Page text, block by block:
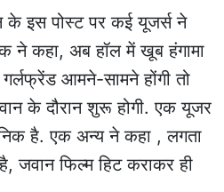
इस पोस्ट पर कई यूजर्स ने
ने कहा, अब हॉल में खूब हंगामा
आमने-सामने होंगी तो
के दौरान शुरू होगी. एक यूजर
है. एक अन्य ने कहा , लगता
जवान फिल्म हिट कराकर ही